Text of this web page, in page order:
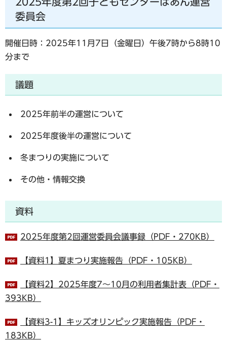
委員会
開催日時：2025年11月7日（金曜日）午後7時から8時10
分まで
議題
2025年前半の運営について
2025年度後半の運営について
冬まつりの実施について
その他・情報交換
資料
2025年度第2回運営委員会議事録（PDF・270KB）
【資料1】夏まつり実施報告（PDF・105KB）
【資料2】2025年度7～10月の利用者集計表（PDF・
393KB）
【資料3-1】キッズオリンピック実施報告（PDF・
183KB）